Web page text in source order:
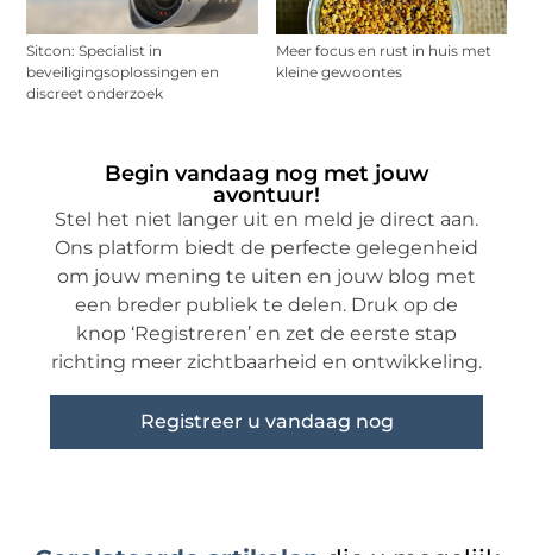
Sitcon: Specialist in
beveiligingsoplossingen en
discreet onderzoek
Meer focus en rust in huis met
kleine gewoontes
Begin vandaag nog met jouw
avontuur!
Stel het niet langer uit en meld je direct aan.
Ons platform biedt de perfecte gelegenheid
om jouw mening te uiten en jouw blog met
een breder publiek te delen. Druk op de
knop ‘Registreren’ en zet de eerste stap
richting meer zichtbaarheid en ontwikkeling.
Registreer u vandaag nog